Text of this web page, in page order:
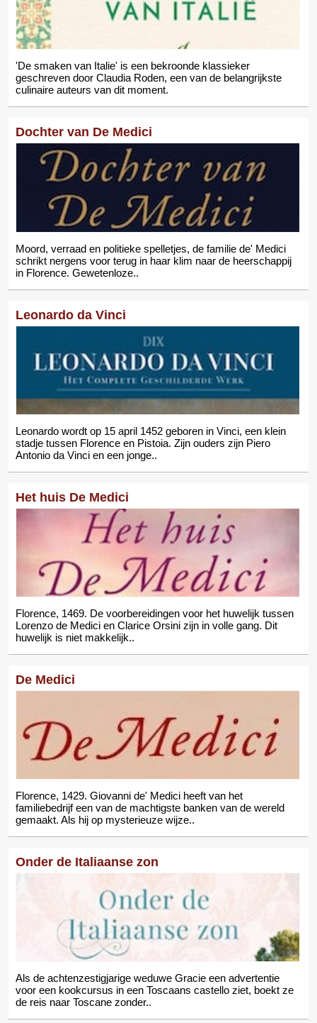
'De smaken van Italie' is een bekroonde klassieker
geschreven door Claudia Roden, een van de belangrijkste
culinaire auteurs van dit moment.
Dochter van De Medici
Moord, verraad en politieke spelletjes, de familie de' Medici
schrikt nergens voor terug in haar klim naar de heerschappij
in Florence. Gewetenloze..
Leonardo da Vinci
Leonardo wordt op 15 april 1452 geboren in Vinci, een klein
stadje tussen Florence en Pistoia. Zijn ouders zijn Piero
Antonio da Vinci en een jonge..
Het huis De Medici
Florence, 1469. De voorbereidingen voor het huwelijk tussen
Lorenzo de Medici en Clarice Orsini zijn in volle gang. Dit
huwelijk is niet makkelijk..
De Medici
Florence, 1429. Giovanni de' Medici heeft van het
familiebedrijf een van de machtigste banken van de wereld
gemaakt. Als hij op mysterieuze wijze..
Onder de Italiaanse zon
Als de achtenzestigjarige weduwe Gracie een advertentie
voor een kookcursus in een Toscaans castello ziet, boekt ze
de reis naar Toscane zonder..